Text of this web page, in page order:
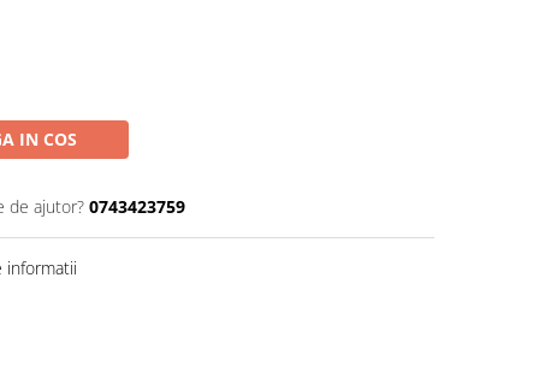
IN COS
de ajutor? 0743423759
informatii